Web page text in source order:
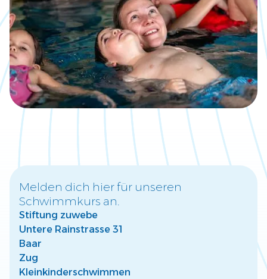
Bäder
Übersicht über unsere Locations
Kontakt
Wir sind gerne für Dich da
Aktuelle Artikel
Warum frühzeitige Wassergewöhnung für
Kinder wichtig ist
Entdecke, wie frühe Wassergewöhnung die Entwicklung
Deines Kindes fördert und eine sichere Basis für Freude
am Wasser schafft.
Mehr lesen
Melden dich hier für unseren
Schwimmkurs an.
Stiftung zuwebe
Untere Rainstrasse 31
Baar
Zug
Kleinkinderschwimmen